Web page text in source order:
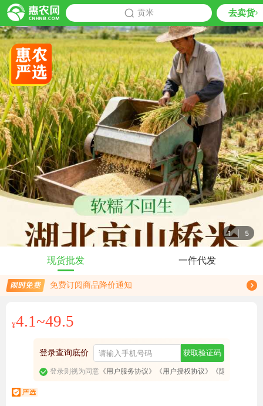
贡米 去卖货
1 5
现货批发 一件代发
限时免费订阅贡米行情趋势
免费订阅商品降价通知
¥4.1~49.5
登录查询底价 获取验证码
登录则视为同意《用户服务协议》 《用户授权协议》 《隐私政策》